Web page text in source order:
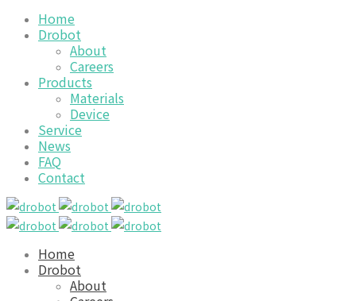
Home
Drobot
About
Careers
Products
Materials
Device
Service
News
FAQ
Contact
Home
Drobot
About